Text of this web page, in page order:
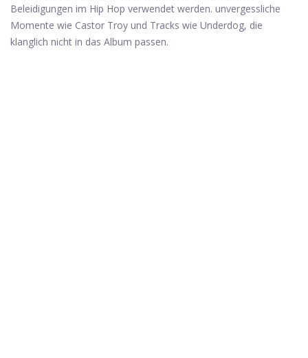
Beleidigungen im Hip Hop verwendet werden. unvergessliche
Momente wie Castor Troy und Tracks wie Underdog, die
klanglich nicht in das Album passen.